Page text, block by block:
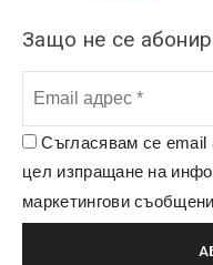
Защо не се
Съгласявам се
цел изпращане на
маркетингови